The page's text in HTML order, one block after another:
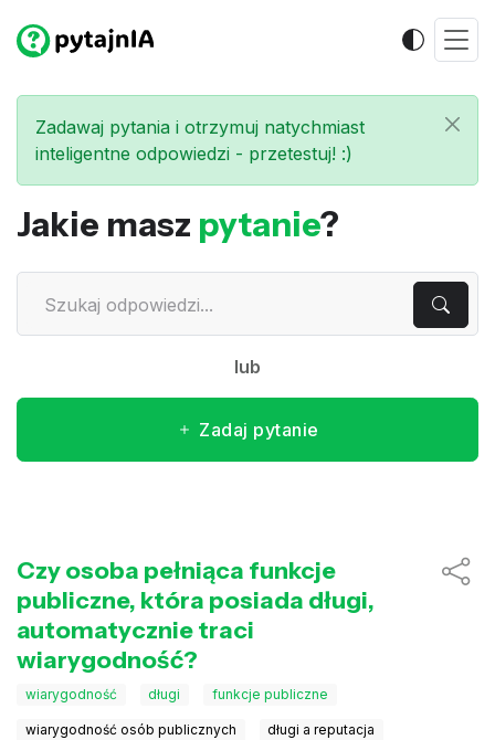
Zadawaj pytania i otrzymuj natychmiast
inteligentne odpowiedzi - przetestuj! :)
Jakie masz pytanie?
lub
Zadaj pytanie
Czy osoba pełniąca funkcje
publiczne, która posiada długi,
automatycznie traci
wiarygodność?
wiarygodność długi funkcje publiczne
wiarygodność osób publicznych
długi a reputacja